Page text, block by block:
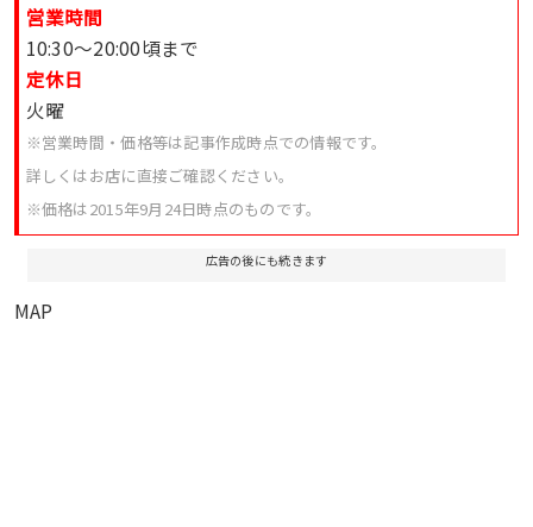
営業時間
10:30〜20:00頃まで
定休日
火曜
※営業時間・価格等は記事作成時点での情報です。
詳しくはお店に直接ご確認ください。
※価格は2015年9月24日時点のものです。
広告の後にも続きます
MAP